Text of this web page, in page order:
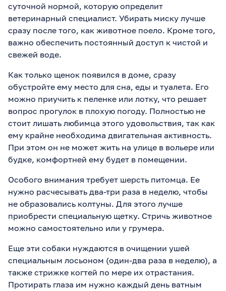
суточной нормой, которую определит
ветеринарный специалист. Убирать миску лучше
сразу после того, как животное поело. Кроме того,
важно обеспечить постоянный доступ к чистой и
свежей воде.
Как только щенок появился в доме, сразу
обустройте ему место для сна, еды и туалета. Его
можно приучить к пеленке или лотку, что решает
вопрос прогулок в плохую погоду. Полностью не
стоит лишать любимца этого удовольствия, так как
ему крайне необходима двигательная активность.
При этом он не может жить на улице в вольере или
будке, комфортней ему будет в помещении.
Особого внимания требует шерсть питомца. Ее
нужно расчесывать два-три раза в неделю, чтобы
не образовались колтуны. Для этого лучше
приобрести специальную щетку. Стричь животное
можно самостоятельно или у грумера.
Еще эти собаки нуждаются в очищении ушей
специальным лосьоном (один-два раза в неделю), а
также стрижке когтей по мере их отрастания.
Протирать глаза им нужно каждый день ватным